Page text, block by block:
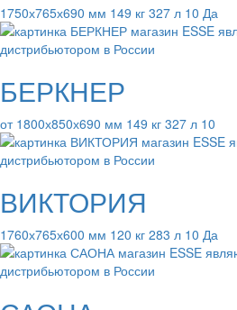
1750х765х690 мм 149 кг 327 л 10 Да
БЕРКНЕР
от 1800х850х690 мм 149 кг 327 л 10
ВИКТОРИЯ
1760х765х600 мм 120 кг 283 л 10 Да